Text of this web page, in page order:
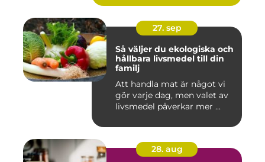
27. sep
Så väljer du ekologiska och
hållbara livsmedel till din
familj
Att handla mat är något vi
gör varje dag, men valet av
livsmedel påverkar mer ...
28. aug